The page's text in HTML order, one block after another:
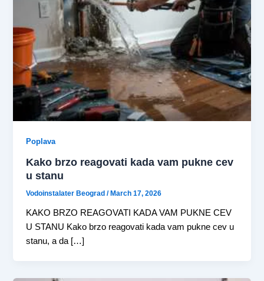
Poplava
Kako brzo reagovati kada vam pukne cev
u stanu
Vodoinstalater Beograd/ March 17, 2026
KAKO BRZO REAGOVATI KADA VAM PUKNE CEV
U STANU Kako brzo reagovati kada vam pukne cev u
stanu, a da […]